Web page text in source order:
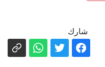
شارك